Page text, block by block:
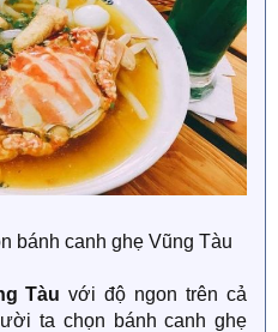
bánh canh ghẹ Vũng Tàu
Tàu với độ ngon trên cả
ta chọn bánh canh ghẹ